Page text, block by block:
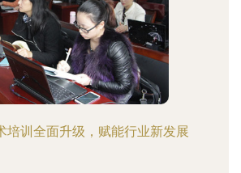
培训全面升级，赋能行业新发展